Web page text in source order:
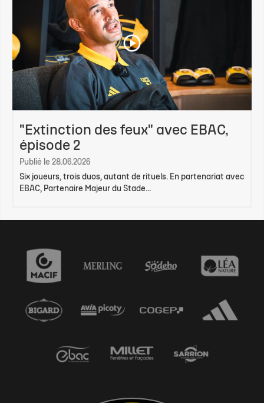
"Extinction des feux" avec EBAC,
épisode 2
Publié le 28.06.2026
Six joueurs, trois duos, autant de rituels. En partenariat avec
EBAC, Partenaire Majeur du Stade...